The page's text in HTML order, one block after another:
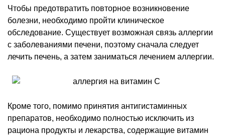
Чтобы предотвратить повторное возникновение
болезни, необходимо пройти клиническое
обследование. Существует возможная связь аллергии
с заболеваниями печени, поэтому сначала следует
лечить печень, а затем заниматься лечением аллергии.
Кроме того, помимо принятия антигистаминных
препаратов, необходимо полностью исключить из
рациона продукты и лекарства, содержащие витамин